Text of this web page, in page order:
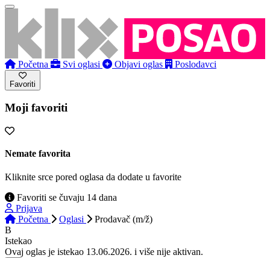
Početna Svi oglasi Objavi oglas Poslodavci
Favoriti
Moji favoriti
Nemate favorita
Kliknite srce pored oglasa da dodate u favorite
Favoriti se čuvaju 14 dana
Prijava
Početna
Oglasi
Prodavač (m/ž)
B
Istekao
Ovaj oglas je istekao 13.06.2026. i više nije aktivan.